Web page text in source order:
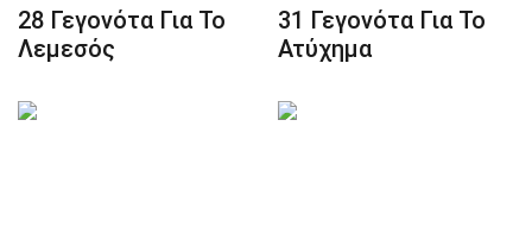
28 Γεγονότα Για Το
Λεμεσός
31 Γεγονότα Για Το
Ατύχημα